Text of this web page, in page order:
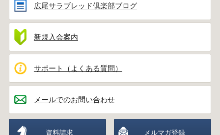
広尾サラブレッド倶楽部ブログ
新規入会案内
サポート（よくある質問）
メールでのお問い合わせ
資料請求 メルマガ登録